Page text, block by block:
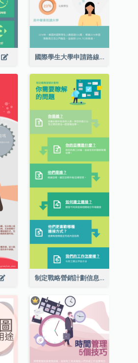
國際學生大學申請路線圖
制定戰略營銷計劃信息圖表